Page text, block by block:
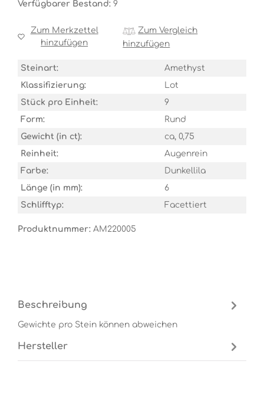
Verfügbarer Bestand: 9
Zum Merkzettel
hinzufügen
Zum Vergleich
hinzufügen
Steinart:
Amethyst
Klassifizierung:
Lot
Stück pro Einheit:
9
Form:
Rund
Gewicht (in ct):
ca, 0,75
Reinheit:
Augenrein
Farbe:
Dunkellila
Länge (in mm):
6
Schlifftyp:
Facettiert
Produktnummer: AM220005
Beschreibung
Gewichte pro Stein können abweichen
Hersteller